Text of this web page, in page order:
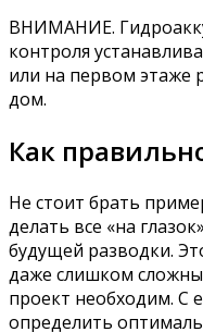
ВНИМАНИЕ.
контроля
или на первом этаже
дом.
Как
Не стоит брать
делать все «на
будущей разводки.
даже слишком
проект необходим.
определить